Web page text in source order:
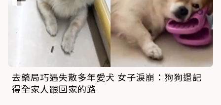
去藥局巧遇失散多年愛犬 女子淚崩：狗狗還記
得全家人跟回家的路